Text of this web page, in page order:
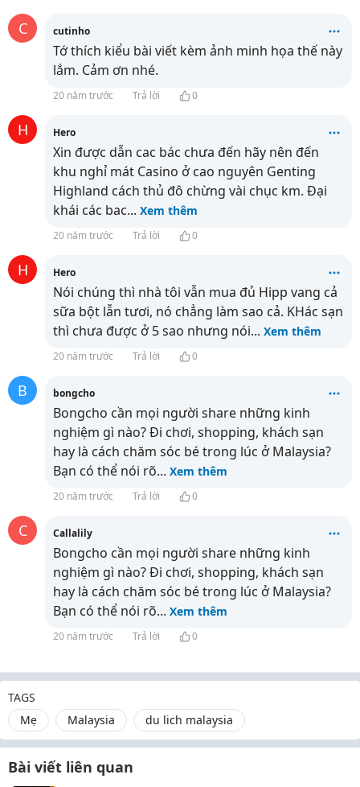
C cutinho
Tớ thích kiểu bài viết kèm ảnh minh họa thế này
lắm. Cảm ơn nhé.
20 năm trước Trả lời 0
H Hero
Xin được dẫn cac bác chưa đến hãy nên đến
khu nghỉ mát Casino ở cao nguyên Genting
Highland cách thủ đô chừng vài chục km. Đại
khái các bac... Xem thêm
20 năm trước Trả lời 0
H Hero
Nói chúng thì nhà tôi vẫn mua đủ Hipp vang cả
sữa bột lẫn tươi, nó chẳng làm sao cả. KHác sạn
thì chưa được ở 5 sao nhưng nói... Xem thêm
20 năm trước Trả lời 0
B bongcho
Bongcho cần mọi người share những kinh
nghiệm gì nào? Đi chơi, shopping, khách sạn
hay là cách chăm sóc bé trong lúc ở Malaysia?
Bạn có thể nói rõ... Xem thêm
20 năm trước Trả lời 0
C Callalily
Bongcho cần mọi người share những kinh
nghiệm gì nào? Đi chơi, shopping, khách sạn
hay là cách chăm sóc bé trong lúc ở Malaysia?
Bạn có thể nói rõ... Xem thêm
20 năm trước Trả lời 0
TAGS
Mẹ
Malaysia du lich malaysia
Bài viết liên quan